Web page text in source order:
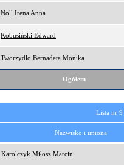
Noll Irena Anna
Kobusiński Edward
Tworzydło Bernadeta Monika
Ogółem
Lista nr
Nazwisko i imiona
Karolczyk Miłosz Marcin